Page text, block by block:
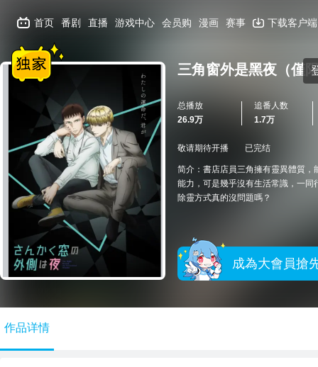
首页 番剧 直播 游戏中心 会员购 漫画 赛事 下载客户端
三角窗外是黑夜（僅
总播放
26.9万
追番人数
1.7万
敬请期待开播 已完结
简介：書店店員三角擁有靈異體質
能力，可是幾乎沒有生活常識，一
除靈方式真的沒問題嗎？
成為大會員搶
作品详情